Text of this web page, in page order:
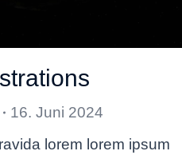
16. Juni 2024
lorem lorem ipsum